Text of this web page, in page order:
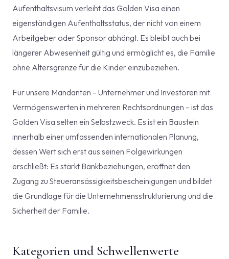
Aufenthaltsvisum verleiht das Golden Visa einen
eigenständigen Aufenthaltsstatus, der nicht von einem
Arbeitgeber oder Sponsor abhängt. Es bleibt auch bei
längerer Abwesenheit gültig und ermöglicht es, die Familie
ohne Altersgrenze für die Kinder einzubeziehen.
Für unsere Mandanten – Unternehmer und Investoren mit
Vermögenswerten in mehreren Rechtsordnungen – ist das
Golden Visa selten ein Selbstzweck. Es ist ein Baustein
innerhalb einer umfassenden internationalen Planung,
dessen Wert sich erst aus seinen Folgewirkungen
erschließt: Es stärkt Bankbeziehungen, eröffnet den
Zugang zu Steueransässigkeitsbescheinigungen und bildet
die Grundlage für die Unternehmensstrukturierung und die
Sicherheit der Familie.
Kategorien und Schwellenwerte